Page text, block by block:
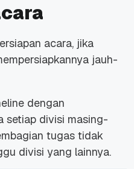
acara, jika
jauh-
dengan
setiap divisi masing-
tugas tidak
divisi yang lainnya.